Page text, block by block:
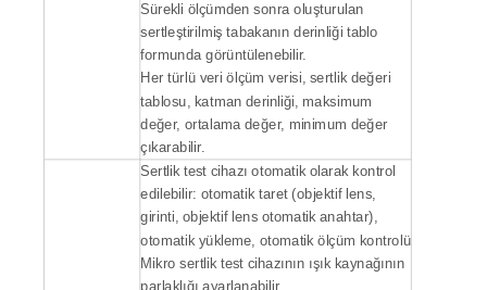
Sürekli ölçümden sonra oluşturulan
sertleştirilmiş tabakanın derinliği tablo
formunda görüntülenebilir.
Her türlü veri ölçüm verisi, sertlik değeri
tablosu, katman derinliği, maksimum
değer, ortalama değer, minimum değer
çıkarabilir.
Sertlik test cihazı otomatik olarak kontrol
edilebilir: otomatik taret (objektif lens,
girinti, objektif lens otomatik anahtar),
otomatik yükleme, otomatik ölçüm kontrolü
Mikro sertlik test cihazının ışık kaynağının
parlaklığı ayarlanabilir